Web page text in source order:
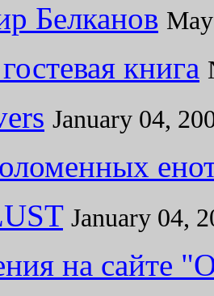
Белканов
книга
January 04,
January 04,
на сайте